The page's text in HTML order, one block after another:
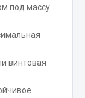
под массу
винтовая